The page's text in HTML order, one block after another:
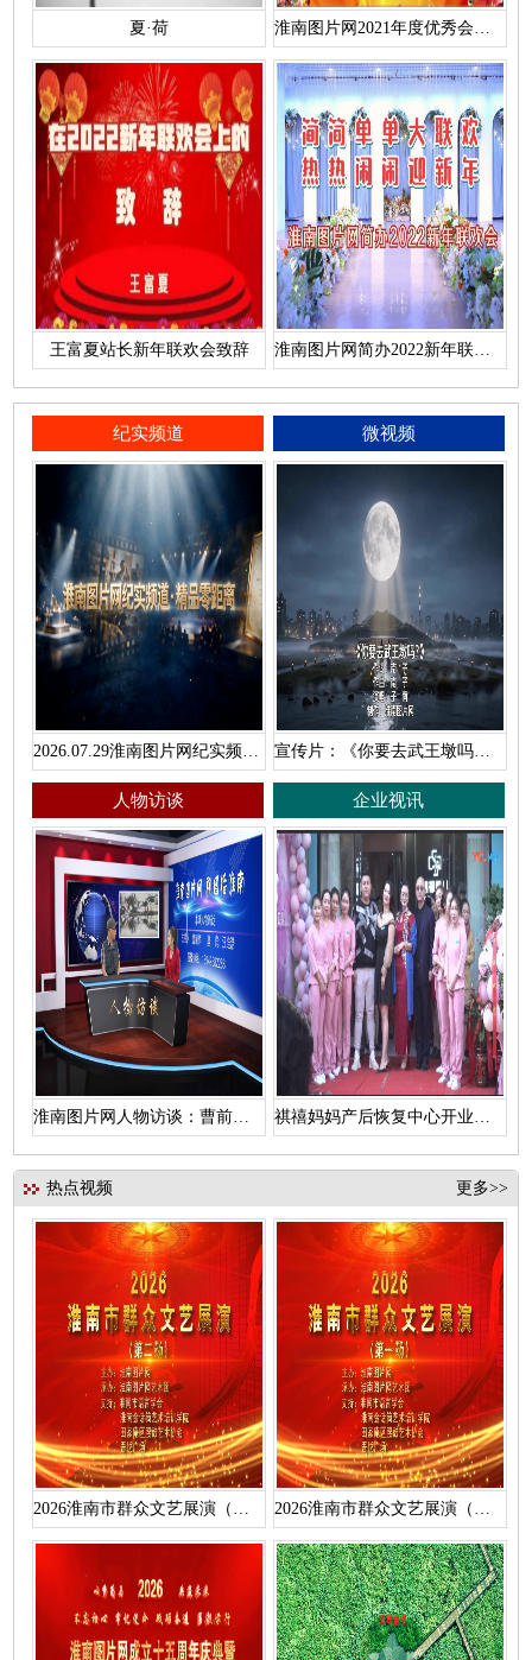
夏·荷 淮南图片网2021年度优秀会员名单
王富夏站长新年联欢会致辞 淮南图片网简办2022新年联欢会
纪实频道 微视频
宣传片：《你要去武王墩吗？》
人物访谈
淮南图片网人物访谈：曹前辉访汪维浩
企业视讯
祺禧妈妈产后恢复中心开业盛典
热点视频 更多>>
2026淮南市群众文艺展演（第二场）活动视频 2026淮南市群众文艺展演（第一场）活动视频